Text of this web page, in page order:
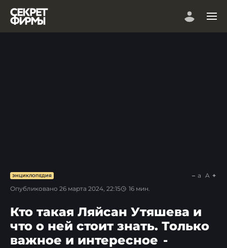
ЭНЦИКЛОПЕДИЯ
Опубликовано 26 марта 2024, 22:15 16 мин.
a A
Кто такая Ляйсан Утяшева и
что о ней стоит знать. Только
важное и интересное -